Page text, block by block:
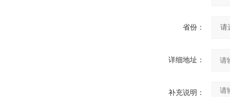
省份：
详细地址：
补充说明：